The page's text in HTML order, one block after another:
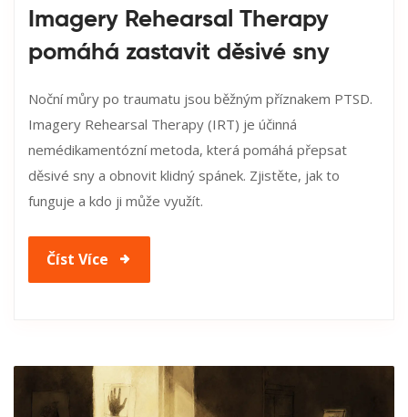
Imagery Rehearsal Therapy
pomáhá zastavit děsivé sny
Noční můry po traumatu jsou běžným příznakem PTSD.
Imagery Rehearsal Therapy (IRT) je účinná
nemédikamentózní metoda, která pomáhá přepsat
děsivé sny a obnovit klidný spánek. Zjistěte, jak to
funguje a kdo ji může využít.
Číst Více